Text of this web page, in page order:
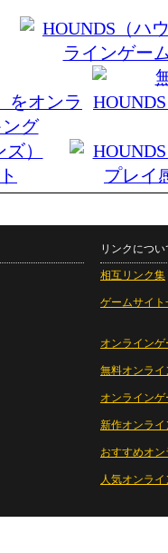
リンクについ
相互リンク集
ゲームサイト
オンラインゲ
無料オンライ
オンライン
新作オンライ
おすすめオ
人気オンラ